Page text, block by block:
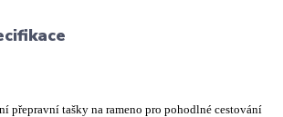
přepravní tašky na rameno pro pohodlné cestování